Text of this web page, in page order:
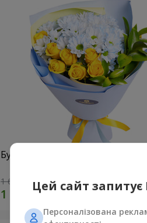
Букет “Казка назавжди”
1 699 грнЦей сайт
Персоналізована